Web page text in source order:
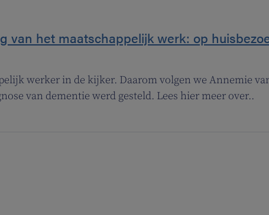
van het maatschappelijk werk: op
werker in de kijker. Daarom volgen we Annemie
van dementie werd gesteld. Lees hier meer over..